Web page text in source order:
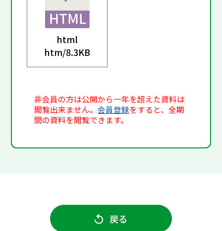
html
htm/8.3KB
非会員の方は公開から一年を超えた資料は
閲覧出来ません。会員登録をすると、全期
間の資料を閲覧できます。
戻る